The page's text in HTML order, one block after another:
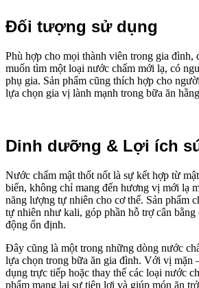
Đối tượng sử dụng
Phù hợp cho mọi thành viên trong gia đình,
muốn tìm một loại nước chấm mới lạ, có
phụ gia. Sản phẩm cũng thích hợp cho
lựa chọn gia vị lành mạnh trong bữa ăn
Dinh dưỡng & Lợi ích
Nước chấm mật thốt nốt là sự kết hợp từ
biển, không chỉ mang đến hương vị mới lạ
năng lượng tự nhiên cho cơ thể. Sản phẩm
tự nhiên như kali, góp phần hỗ trợ cân
động ổn định.
Đây cũng là một trong những dòng nước
lựa chọn trong bữa ăn gia đình. Với vị mặn
dụng trực tiếp hoặc thay thế các loại nước
phẩm mang lại sự tiện lợi và giúp món ăn